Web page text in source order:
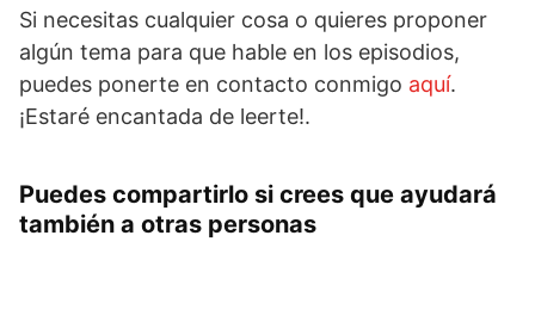
Si necesitas cualquier cosa o quieres proponer
algún tema para que hable en los episodios,
puedes ponerte en contacto conmigo aquí.
¡Estaré encantada de leerte!.
Puedes compartirlo si crees que ayudará
también a otras personas